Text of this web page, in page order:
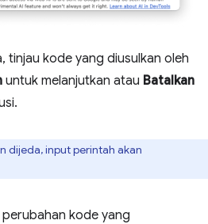
tinjau kode yang diusulkan oleh
untuk melanjutkan atau Batalkan
dijeda, input perintah akan
kode yang